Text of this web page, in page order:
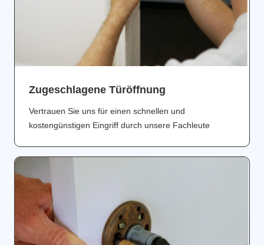
Zugeschlagene Türöffnung
Vertrauen Sie uns für einen schnellen und
kostengünstigen Eingriff durch unsere Fachleute